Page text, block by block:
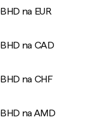
BHD na EUR
BHD na CAD
BHD na CHF
BHD na AMD